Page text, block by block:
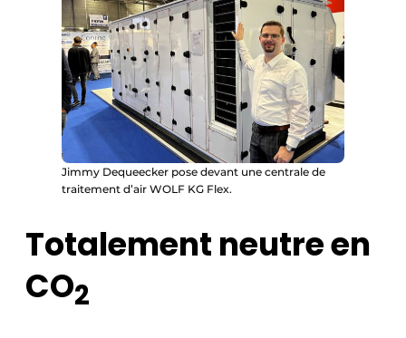
Jimmy Dequeecker pose devant une centrale de
traitement d’air WOLF KG Flex.
Totalement neutre en
CO2